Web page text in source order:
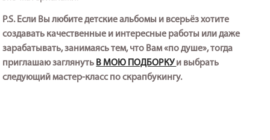
P.S. Если Вы любите детские альбомы и всерьёз хотите
создавать качественные и интересные работы или даже
зарабатывать, занимаясь тем, что Вам «по душе», тогда
приглашаю заглянуть В МОЮ ПОДБОРКУи выбрать
следующий мастер-класс по скрапбукингу.